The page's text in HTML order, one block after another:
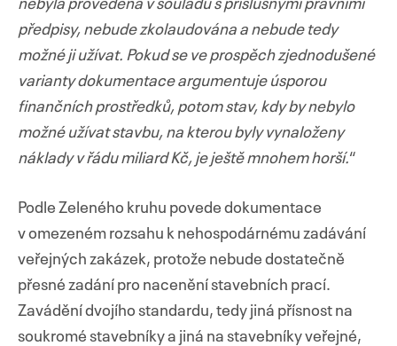
nebyla provedena v souladu s příslušnými právními
předpisy, nebude zkolaudována a nebude tedy
možné ji užívat. Pokud se ve prospěch zjednodušené
varianty dokumentace argumentuje úsporou
finančních prostředků, potom stav, kdy by nebylo
možné užívat stavbu, na kterou byly vynaloženy
náklady v řádu miliard Kč, je ještě mnohem horší.“
Podle Zeleného kruhu povede dokumentace
v omezeném rozsahu k nehospodárnému zadávání
veřejných zakázek, protože nebude dostatečně
přesné zadání pro nacenění stavebních prací.
Zavádění dvojího standardu, tedy jiná přísnost na
soukromé stavebníky a jiná na stavebníky veřejné,